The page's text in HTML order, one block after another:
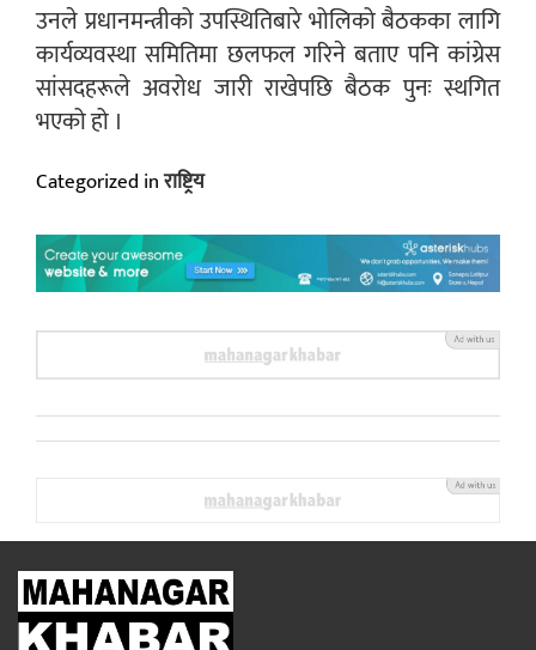
उनले प्रधानमन्त्रीको उपस्थितिबारे भोलिको बैठकका लागि
कार्यव्यवस्था समितिमा छलफल गरिने बताए पनि कांग्रेस
सांसदहरूले अवरोध जारी राखेपछि बैठक पुनः स्थगित
भएको हो ।
Categorized inराष्ट्रिय